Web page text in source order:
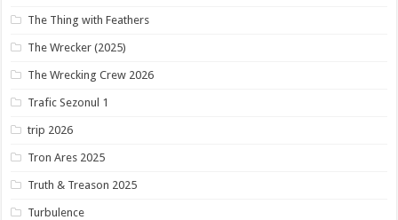
The Thing with Feathers
The Wrecker (2025)
The Wrecking Crew 2026
Trafic Sezonul 1
trip 2026
Tron Ares 2025
Truth & Treason 2025
Turbulence